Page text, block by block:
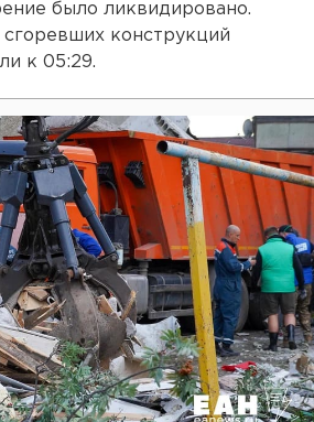
было ликвидировано.
сгоревших конструкций
к 05:29.